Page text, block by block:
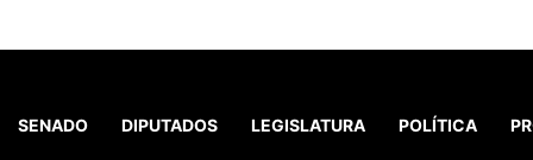
SENADO DIPUTADOS LEGISLATURA POLÍTICA